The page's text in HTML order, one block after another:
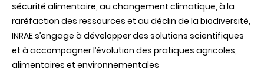
sécurité alimentaire, au changement climatique, à la
raréfaction des ressources et au déclin de la biodiversité,
INRAE s’engage à développer des solutions scientifiques
et à accompagner l’évolution des pratiques agricoles,
alimentaires et environnementales